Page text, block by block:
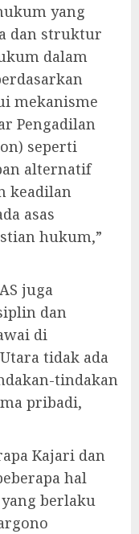
yang
dan struktur
dalam
mekanisme
Pengadilan
seperti
alternatif
keadilan
asas
hukum,”
juga
dan
di
tidak ada
tindakan
pribadi,
Kajari dan
hal
berlaku